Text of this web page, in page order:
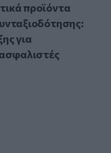
προϊόντα
για